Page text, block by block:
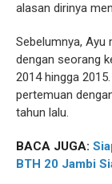
alasan dirinya
Sebelumnya, Ayu
dengan seorang
2014 hingga
pertemuan
tahun lalu.
BACA JUGA:
BTH 20 Jambi